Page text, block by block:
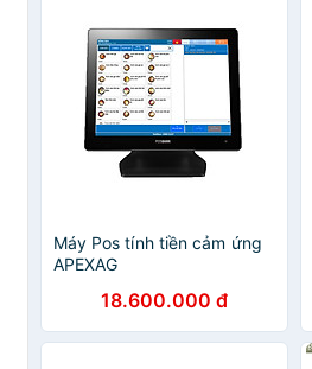
Máy Pos tính tiền cảm ứng
APEXAG
18.600.000 đ